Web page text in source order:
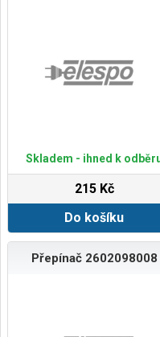
Skladem - ihned k
215 Kč
Do košíku
Přepínač 2602098008